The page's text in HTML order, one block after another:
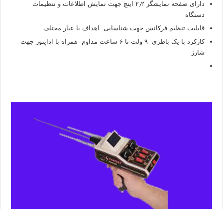
دارای صفحه نمایشگر ۲٫۲ اینچ جهت نمایش اطلاعات و تنظیمات
دستگاه
قابلیت تنظیم فرکانس جهت شناسایی اهداف با عیار مختلف
کارکرد با یک باطری ۹ ولت تا ۶ ساعت مداوم همراه با اداپتور جهت
شارژ